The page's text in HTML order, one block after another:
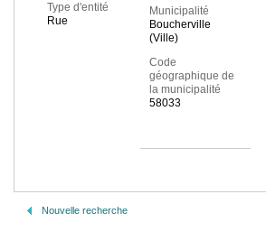
Type d'entité
Rue
Municipalité
Boucherville
(Ville)
Code
géographique de
la municipalité
58033
Nouvelle recherche